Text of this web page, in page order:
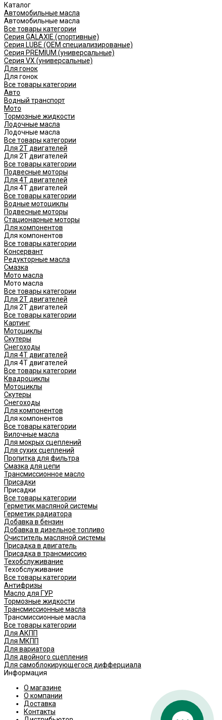
Каталог
Автомобильные масла
Автомобильные масла
Все товары категории
Серия GALAXIE (cпортивные)
Серия LUBE (OEM специализированые)
Серия PREMIUM (универсальные)
Серия VX (универсальные)
Для гонок
Для гонок
Все товары категории
Авто
Водный транспорт
Мото
Тормозные жидкости
Лодочные масла
Лодочные масла
Все товары категории
Для 2Т двигателей
Для 2Т двигателей
Все товары категории
Подвесные моторы
Для 4Т двигателей
Для 4Т двигателей
Все товары категории
Водные мотоциклы
Подвесные моторы
Стационарные моторы
Для компонентов
Для компонентов
Все товары категории
Консервант
Редукторные масла
Смазка
Мото масла
Мото масла
Все товары категории
Для 2Т двигателей
Для 2Т двигателей
Все товары категории
Картинг
Мотоциклы
Скутеры
Снегоходы
Для 4Т двигателей
Для 4Т двигателей
Все товары категории
Квадроциклы
Мотоциклы
Скутеры
Снегоходы
Для компонентов
Для компонентов
Все товары категории
Вилочные масла
Для мокрых сцеплений
Для сухих сцеплений
Пропитка для фильтра
Смазка для цепи
Трансмиссионное масло
Присадки
Присадки
Все товары категории
Герметик масляной системы
Герметик радиатора
Добавка в бензин
Добавка в дизельное топливо
Очиститель масляной системы
Присадка в двигатель
Присадка в трансмиссию
Техобслуживание
Техобслуживание
Все товары категории
Антифризы
Масло для ГУР
Тормозные жидкости
Трансмиссионные масла
Трансмиссионные масла
Все товары категории
Для АКПП
Для МКПП
Для вариатора
Для двойного сцепления
Для самоблокирующегося дифферциала
Информация
О магазине
О компании
Доставка
Контакты